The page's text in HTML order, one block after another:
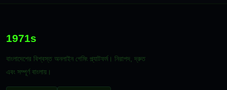
1971s
বাংলাদেশের বিশ্বস্ত অনলাইন গেমিং প্ল্যাটফর্ম। নিরাপদ, দ্রুত
এবং সম্পূর্ণ বাংলায়।